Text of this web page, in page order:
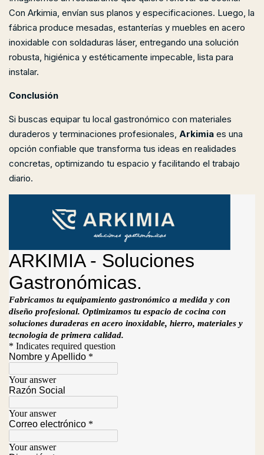
Con Arkimia, envían sus planos y especificaciones. Luego, la
fábrica produce mesadas, estanterías y muebles en acero
inoxidable con soldaduras láser, entregando una solución
robusta, higiénica y estéticamente impecable, lista para
instalar.
Conclusión
Si buscas equipar tu local gastronómico con materiales
duraderos y terminaciones profesionales, Arkimia es una
opción confiable que transforma tus ideas en realidades
concretas, optimizando tu espacio y facilitando el trabajo
diario.